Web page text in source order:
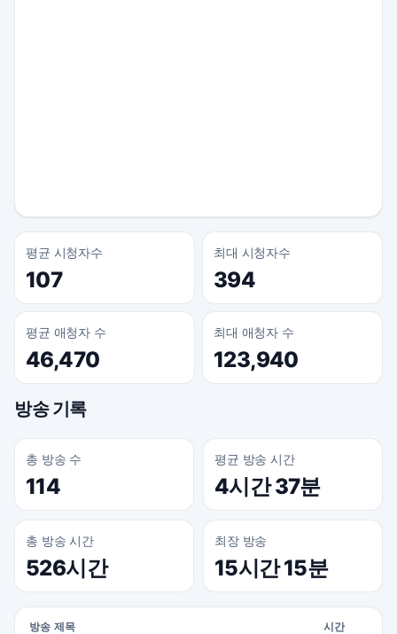
평균 시청자수
107
최대 시청자수
394
평균 애청자 수
46,470
최대 애청자 수
123,940
방송 기록
총 방송 수
114
평균 방송 시간
4시간 37분
총 방송 시간
526시간
최장 방송
15시간 15분
방송 제목 시간